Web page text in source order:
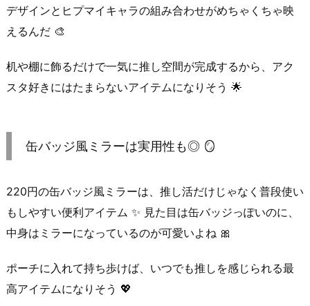
デザインとヒプマイキャラの組み合わせがめちゃくちゃ映
えるんだ 🎨
机や棚に飾るだけで一気に推し空間が完成するから、アク
スタ好きにはたまらないアイテムになりそう 🌟
缶バッジ風ミラーは実用性も◎ 🪞
220円の缶バッジ風ミラーは、推し活だけじゃなく普段使い
もしやすい便利アイテム ✨ 見た目は缶バッジっぽいのに、
中身はミラーになっているのが可愛いよね 🎀
ポーチに入れて持ち歩けば、いつでも推しを感じられる最
高アイテムになりそう 💖